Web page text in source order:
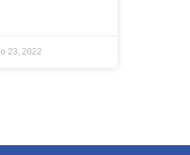
23, 2022